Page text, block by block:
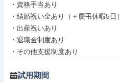
・資格手当あり
・結婚祝い金あり（＋慶弔休暇5日）
・出産祝いあり
・退職金制度あり
・その他支援制度あり
試用期間